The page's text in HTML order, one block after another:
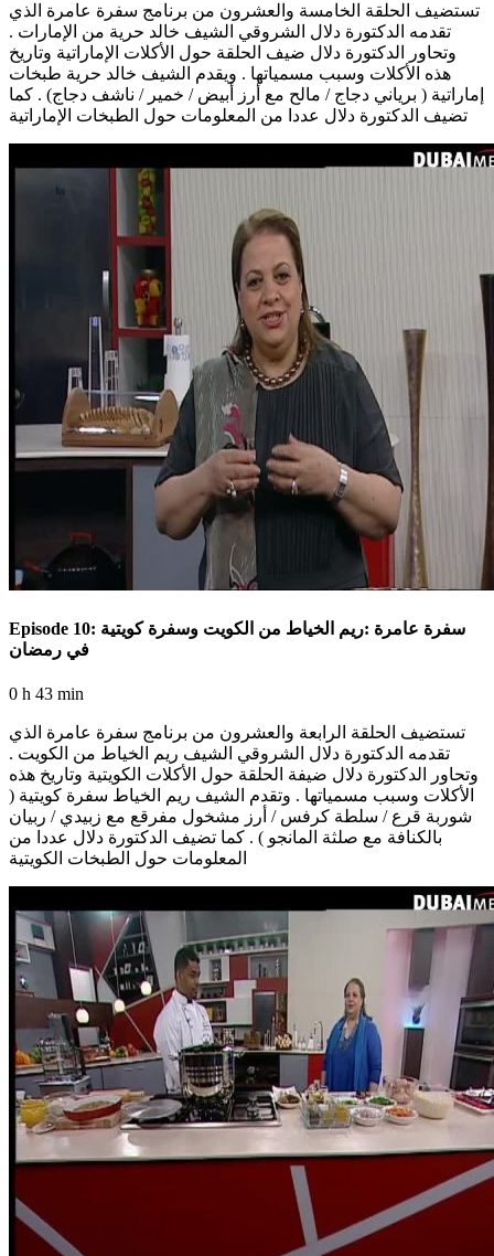
تستضيف الحلقة الخامسة والعشرون من برنامج سفرة عامرة الذي
تقدمه الدكتورة دلال الشروقي الشيف خالد حرية من الإمارات .
وتحاور الدكتورة دلال ضيف الحلقة حول الأكلات الإماراتية وتاريخ
هذه الأكلات وسبب مسمياتها . ويقدم الشيف خالد حرية طبخات
إماراتية ( برياني دجاج / مالح مع أرز أبيض / خمير / ناشف دجاج) . كما
تضيف الدكتورة دلال عددا من المعلومات حول الطبخات الإماراتية
Episode 10: سفرة عامرة :ريم الخياط من الكويت وسفرة كويتية
في رمضان
0 h 43 min
تستضيف الحلقة الرابعة والعشرون من برنامج سفرة عامرة الذي
تقدمه الدكتورة دلال الشروقي الشيف ريم الخياط من الكويت .
وتحاور الدكتورة دلال ضيفة الحلقة حول الأكلات الكويتية وتاريخ هذه
الأكلات وسبب مسمياتها . وتقدم الشيف ريم الخياط سفرة كويتية (
شوربة قرع / سلطة كرفس / أرز مشخول مفرقع مع زبيدي / ربيان
بالكنافة مع صلثة المانجو ) . كما تضيف الدكتورة دلال عددا من
المعلومات حول الطبخات الكويتية